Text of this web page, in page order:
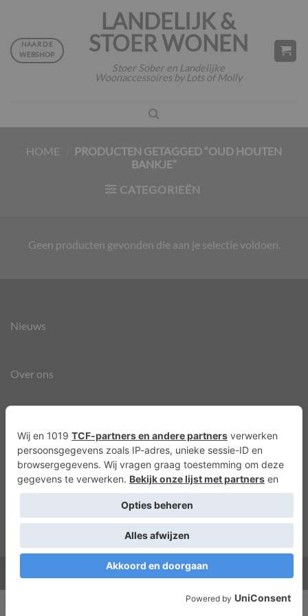
inhoud
LANDELIJK &
STOER WONEN
Stoer Sober en Landelijke
Woonaccessoires by Lots of Molly
NAAR DE
WEBSHOP
HOME
PRODUCTEN GETAGGED “OUD HOUTEN
BANKJE”
CATEGORIEËN
Geen producten gevonden die aan je selectie voldoen.
Nieuws
Over ons
Privacyverklaring
Cookies
Copyright 2026 ©Lots of Molly